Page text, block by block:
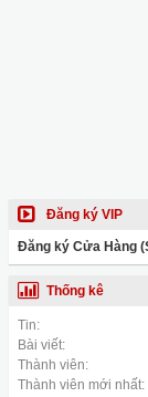
Đăng ký VIP
Đăng ký Cửa Hàng
Thống kê
Tin:
Bài viết:
Thành viên:
Thành viên mới nhất: